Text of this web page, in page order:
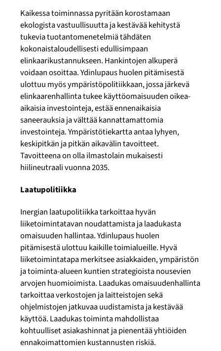
Kaikessa toiminnassa pyritään korostamaan
ekologista vastuullisuutta ja kestävää kehitystä
tukevia tuotantomenetelmiä tähdäten
kokonaistaloudellisesti edullisimpaan
elinkaarikustannukseen. Hankintojen alkuperä
voidaan osoittaa. Ydinlupaus huolen pitämisestä
ulottuu myös ympäristöpolitiikkaan, jossa järkevä
elinkaarenhallinta tukee käyttöomaisuuden oikea-
aikaisia investointeja, estää ennenaikaisia
saneerauksia ja välttää kannattamattomia
investointeja. Ympäristötiekartta antaa lyhyen,
keskipitkän ja pitkän aikavälin tavoitteet.
Tavoitteena on olla ilmastolain mukaisesti
hiilineutraali vuonna 2035.
Laatupolitiikka
Inergian laatupolitiikka tarkoittaa hyvän
liiketoimintatavan noudattamista ja laadukasta
omaisuuden hallintaa. Ydinlupaus huolen
pitämisestä ulottuu kaikille toimialueille. Hyvä
liiketoimintatapa merkitsee asiakkaiden, ympäristön
ja toiminta-alueen kuntien strategioista nousevien
arvojen huomioimista. Laadukas omaisuudenhallinta
tarkoittaa verkostojen ja laitteistojen sekä
ohjelmistojen jatkuvaa uudistamista ja kestävää
käyttöä. Laadukas toiminta mahdollistaa
kohtuulliset asiakashinnat ja pienentää yhtiöiden
ennakoimattomien kustannusten riskiä.